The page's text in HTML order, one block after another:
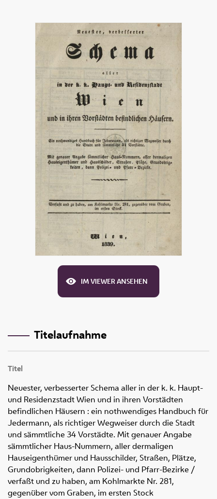
IM VIEWER ANSEHEN
Titelaufnahme
Titel
Neuester, verbesserter Schema aller in der k. k. Haupt-
und Residenzstadt Wien und in ihren Vorstädten
befindlichen Häusern : ein nothwendiges Handbuch für
Jedermann, als richtiger Wegweiser durch die Stadt
und sämmtliche 34 Vorstädte. Mit genauer Angabe
sämmtlicher Haus-Nummern, aller dermaligen
Hauseigenthümer und Hausschilder, Straßen, Plätze,
Grundobrigkeiten, dann Polizei- und Pfarr-Bezirke /
verfaßt und zu haben, am Kohlmarkte Nr. 281,
gegenüber vom Graben, im ersten Stock